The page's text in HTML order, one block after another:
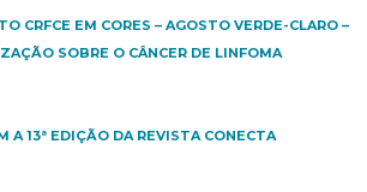
CRFCE EM CORES – AGOSTO VERDE-CLARO –
SOBRE O CÂNCER DE LINFOMA
A 13ª EDIÇÃO DA REVISTA CONECTA